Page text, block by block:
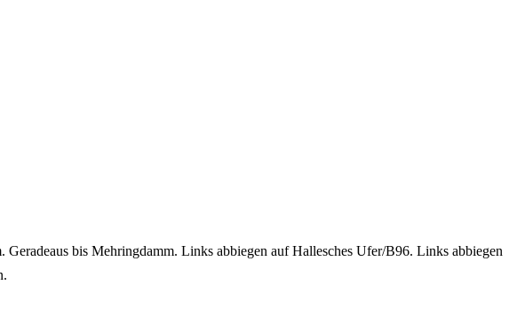
bis Mehringdamm. Links abbiegen auf Hallesches Ufer/B96. Links abbiegen